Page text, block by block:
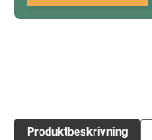
Produktbeskrivning